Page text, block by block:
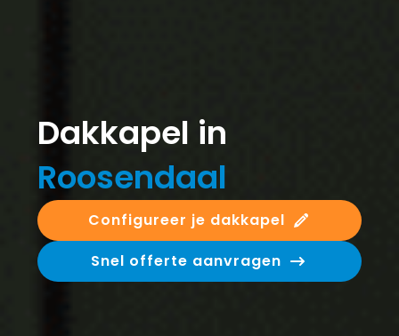
Dakkapel in
Roosendaal
Configureer je dakkapel
Snel offerte aanvragen